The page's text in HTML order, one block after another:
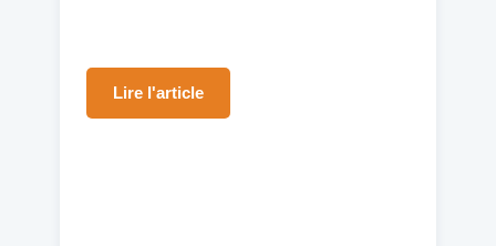
Lire l'article